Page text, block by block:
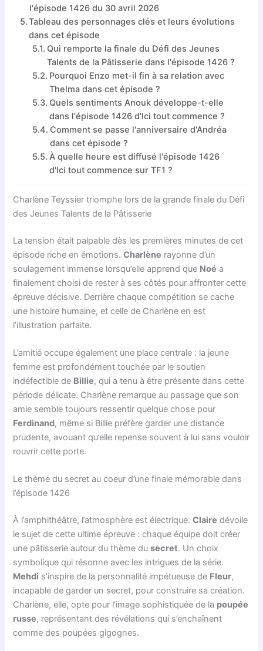
l'épisode 1426 du 30 avril 2026
Tableau des personnages clés et leurs évolutions
dans cet épisode
Qui remporte la finale du Défi des Jeunes
Talents de la Pâtisserie dans l'épisode 1426 ?
Pourquoi Enzo met-il fin à sa relation avec
Thelma dans cet épisode ?
Quels sentiments Anouk développe-t-elle
dans l'épisode 1426 d'Ici tout commence ?
Comment se passe l'anniversaire d'Andréa
dans cet épisode ?
À quelle heure est diffusé l'épisode 1426
d'Ici tout commence sur TF1 ?
Charlène Teyssier triomphe lors de la grande finale du Défi
des Jeunes Talents de la Pâtisserie
La tension était palpable dès les premières minutes de cet
épisode riche en émotions.Charlène rayonne d’un
soulagement immense lorsqu’elle apprend que Noé a
finalement choisi de rester à ses côtés pour affronter cette
épreuve décisive. Derrière chaque compétition se cache
une histoire humaine, et celle de Charlène en est
l’illustration parfaite.
L’amitié occupe également une place centrale : la jeune
femme est profondément touchée par le soutien
indéfectible de Billie, qui a tenu à être présente dans cette
période délicate. Charlène remarque au passage que son
amie semble toujours ressentir quelque chose pour
Ferdinand, même si Billie préfère garder une distance
prudente, avouant qu’elle repense souvent à lui sans vouloir
rouvrir cette porte.
Le thème du secret au coeur d’une finale mémorable dans
l’épisode 1426
À l’amphithéâtre, l’atmosphère est électrique.Claire dévoile
le sujet de cette ultime épreuve : chaque équipe doit créer
une pâtisserie autour du thème dusecret. Un choix
symbolique qui résonne avec les intrigues de la série.
Mehdi s’inspire de la personnalité impétueuse de Fleur,
incapable de garder un secret, pour construire sa création.
Charlène, elle, opte pour l’image sophistiquée de la poupée
russe, représentant des révélations qui s’enchaînent
comme des poupées gigognes.